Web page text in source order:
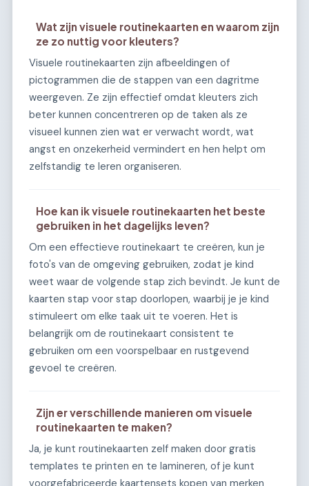
Wat zijn visuele routinekaarten en waarom zijn
ze zo nuttig voor kleuters?
Visuele routinekaarten zijn afbeeldingen of
pictogrammen die de stappen van een dagritme
weergeven. Ze zijn effectief omdat kleuters zich
beter kunnen concentreren op de taken als ze
visueel kunnen zien wat er verwacht wordt, wat
angst en onzekerheid vermindert en hen helpt om
zelfstandig te leren organiseren.
Hoe kan ik visuele routinekaarten het beste
gebruiken in het dagelijks leven?
Om een effectieve routinekaart te creëren, kun je
foto's van de omgeving gebruiken, zodat je kind
weet waar de volgende stap zich bevindt. Je kunt de
kaarten stap voor stap doorlopen, waarbij je je kind
stimuleert om elke taak uit te voeren. Het is
belangrijk om de routinekaart consistent te
gebruiken om een voorspelbaar en rustgevend
gevoel te creëren.
Zijn er verschillende manieren om visuele
routinekaarten te maken?
Ja, je kunt routinekaarten zelf maken door gratis
templates te printen en te lamineren, of je kunt
voorgefabriceerde kaartensets kopen van merken